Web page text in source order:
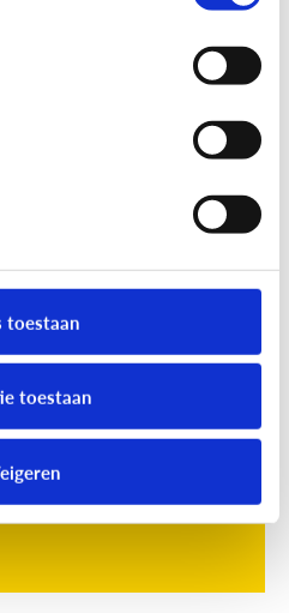
toestaan
toestaan
is schermtijd